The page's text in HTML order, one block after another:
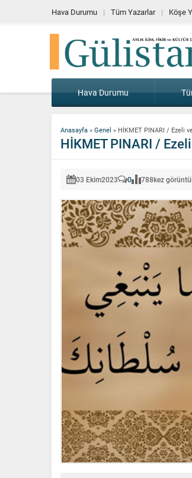
Hava Durumu Tüm Yazarlar Köşe
Hava Durumu
Anasayfa » Genel » HİKMET PINARI / Ezeli
HİKMET PINARI /
03 Ekim2023 0 788kez